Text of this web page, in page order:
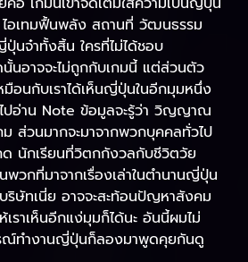
ไอเทมฟื้นพลัง สถานที่ วัฒนธรรม
นจ๋าทั้งสิ้น ใครที่ไม่ได้ชอบ
อาจจะไม่ถูกกับเกมนี้ แต่ส่วนตัว
อนกับเราได้เห็นญี่ปุ่นในอีกมุมหนึ่ง
ไปอ่าน Note ข้อมูลจะรู้ว่า วิญญาณ
ม ส่วนมากจะมาจากพวกบุคคลทั่วไป
นักเรียนที่วิตกกังวลกับชีวิตวัย
พวกที่มาจากเรื่องเล่าในตำนานญี่ปุ่น
ษัทเนี่ย อาจจะสะท้อนปัญหาสังคม
ราเห็นอีกแง่มุมก็ได้นะ อันนี้ผมไม่
รณ์ทำงานญี่ปุ่นก็ลองมาพูดคุยกันดู